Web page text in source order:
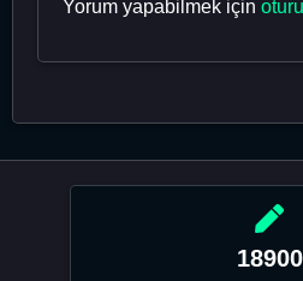
Yorum yapabilmek için
18900